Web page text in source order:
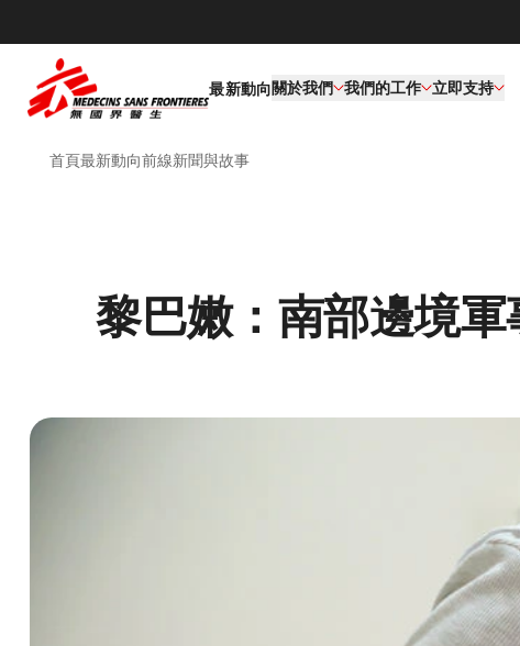
最新動向關於我們 我們的工作​ 立即支持
首頁最新動向前線新聞與故事
黎巴嫩：南部邊境